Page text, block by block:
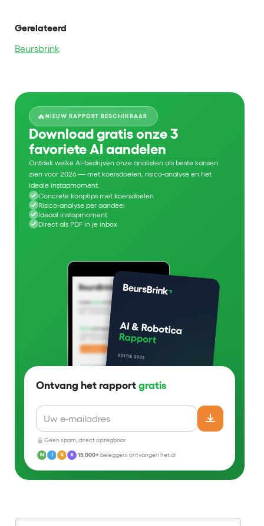
Gerelateerd
Beursbrink
🔥 NIEUW RAPPORT BESCHIKBAAR
Download gratis onze 3
favoriete AI aandelen
Ontdek welke AI-bedrijven onze analisten als beste kansen
zien voor 2026 — met koersdoelen, risico-analyse en het
ideale instapmoment.
Concrete kooptips met koersdoelen
Risico-analyse per aandeel
Ideaal instapmoment
Direct als PDF in je inbox
Ontvang het rapport gratis
Geen spam, direct opzegbaar.
M J K R 15.000+beleggers ontvangen het al